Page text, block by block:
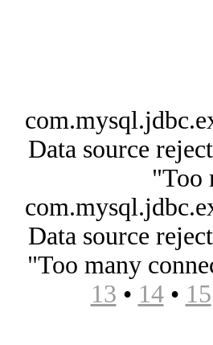
Data source
"Too
Data source
"Too many
13 • 14• 15